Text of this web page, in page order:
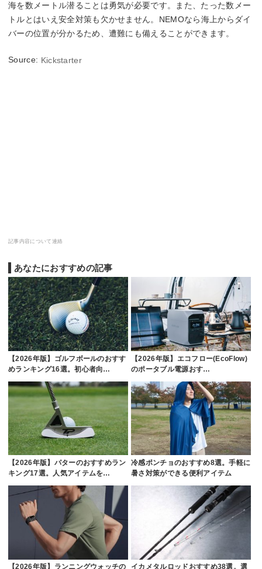
海を数メートル潜ることは勇気が必要です。また、たった数メー
トルとはいえ安全対策も欠かせません。NEMOなら海上からダイ
バーの位置が分かるため、遭難にも備えることができます。
Source: Kickstarter
記事内容について連絡
あなたにおすすめの記事
【2026年版】ゴルフボールのおすす
めランキング16選。初心者向…
【2026年版】エコフロー(EcoFlow)
のポータブル電源おす…
【2026年版】パターのおすすめラン
キング17選。人気アイテムを…
冷感ポンチョのおすすめ8選。手軽に
暑さ対策ができる便利アイテム
【2026年版】ランニングウォッチの イカメタルロッドおすすめ38選。選